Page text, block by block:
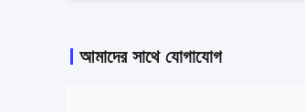
আমাদের সাথে যোগাযোগ